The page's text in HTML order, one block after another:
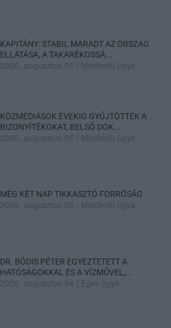
KAPITÁNY: STABIL MARADT AZ ORSZÁG
ELLÁTÁSA, A TAKARÉKOSSÁ...
2026. augusztus 05 Mindenki ügye
KÖZMÉDIÁSOK ÉVEKIG GYŰJTÖTTÉK A
BIZONYÍTÉKOKAT, BELSŐ DOK...
2026. augusztus 05 Mindenki ügye
MÉG KÉT NAP TIKKASZTÓ FORRÓSÁG
2026. augusztus 05 Mindenki ügye
DR. BÓDIS PÉTER EGYEZTETETT A
HATÓSÁGOKKAL ÉS A VÍZMŰVEL,...
2026. augusztus 04 Eger ügye